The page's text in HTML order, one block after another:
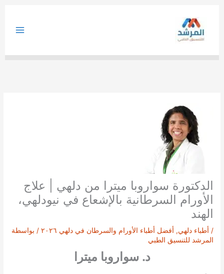
الدكتورة سواروبا ميترا من دلهي | علاج
الأورام السرطانية بالإشعاع في نيودلهي،
الهند
/ أطباء دلهي, أفضل أطباء الأورام والسرطان في دلهي ٢٠٢٦
/ بواسطة
المرشد للتنسيق الطبي
د. سواروبا ميترا